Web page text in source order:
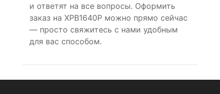
и ответят на все вопросы. Оформить
заказ на XPB1640P можно прямо сейчас
— просто свяжитесь с нами удобным
для вас способом.